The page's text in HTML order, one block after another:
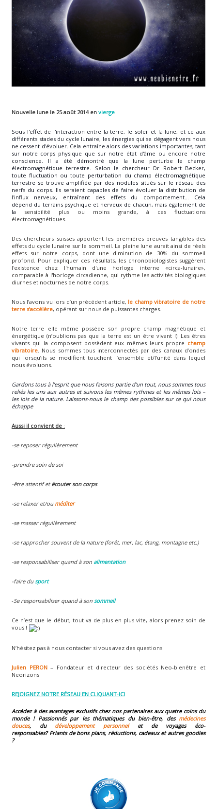
Nouvelle lune le 25 août 2014 en vierge
Sous l'effet de l'interaction entre la terre, le soleil et la lune, et ce aux
différents stades du cycle lunaire, les énergies qui se dégagent vers nous
ne cessent d'évoluer. Cela entraîne alors des variations importantes, tant
sur notre corps physique que sur notre état d'âme ou encore notre
conscience. Il a été démontré que la lune perturbe le champ
électromagnétique terrestre. Selon le chercheur Dr Robert Becker,
toute fluctuation ou toute perturbation du champ électromagnétique
terrestre se trouve amplifiée par des nodules situés sur le réseau des
nerfs du corps. Ils seraient capables de faire évoluer la distribution de
l'influx nerveux, entraînant des effets du comportement… Cela
dépend du terrains psychique et nerveux de chacun, mais également de
la sensibilité plus ou moins grande, à ces fluctuations
électromagnétiques.
Des chercheurs suisses apportent les premières preuves tangibles des
effets du cycle lunaire sur le sommeil. La pleine lune aurait ainsi de réels
effets sur notre corps, dont une diminution de 30% du sommeil
profond.
Pour expliquer ces résultats, les chronobiologistes suggèrent
l'existence chez l'humain d'une horloge interne «circa-lunaire»,
comparable à l'horloge circadienne, qui rythme les activités biologiques
diurnes et nocturnes de notre corps.
Nous l’avons vu lors d’un précédent article, le champ vibratoire de notre
terre s’accélère, opérant sur nous de puissantes charges.
Notre terre elle même possède son propre champ magnétique et
énergétique (n’oublions pas que la terre est un être vivant !). Les êtres
vivants qui la composent possèdent eux mêmes leurs propre champ
vibratoire. Nous sommes tous interconnectés par des canaux d’ondes
qui lorsqu’ils se modifient touchent l’ensemble et/l’unité dans lequel
nous évoluons.
Gardons tous à l’esprit que nous faisons partie d’un tout, nous sommes tous
reliés les uns aux autres et suivons les mêmes rythmes et les mêmes lois –
les lois de la nature. Laissons-nous le champ des possibles sur ce qui nous
échappe
Aussi il convient de:
-se reposer régulièrement
-prendre soin de soi
-être attentif et écouter son corps
-se relaxer et/ou méditer
-se masser régulièrement
-se rapprocher souvent de la nature (forêt, mer, lac, étang, montagne etc.)
-se responsabiliser quand à son alimentation
-faire dusport
-Se responsabiliser quand à son sommeil
Ce n’est que le début, tout va de plus en plus vite, alors prenez soin de
vous !
N’hésitez pas à nous contacter si vous avez des questions.
Julien PERON– Fondateur et directeur des sociétés Neo-bienêtre et
Neorizons
REJOIGNEZ NOTRE RÉSEAU EN CLIQUANT-ICI
Accédez à des avantages exclusifs chez nos partenaires aux quatre coins du
monde ! Passionnés par les thématiques du bien-être, des médecines
douces, du développement personnel et de voyages éco-
responsables? Friants de bons plans, réductions, cadeaux et autres goodies
?